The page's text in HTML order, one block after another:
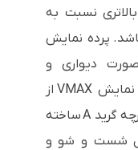
نسبت به
پرده نمایش
دیواری و
همچنین سقفی را داراست. پرده نمایش VMAX از
جنس مت وایت ، یونیت سفید پارچه گرید A ساخته
شست و شو و